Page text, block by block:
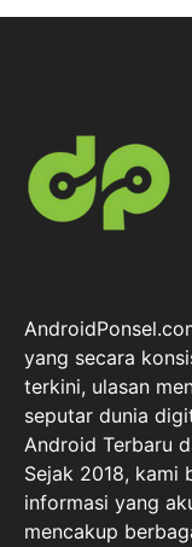
yang secara
terkini, ulasan
seputar dunia
Android Terbaru
Sejak 2018, kami
informasi yang
mencakup